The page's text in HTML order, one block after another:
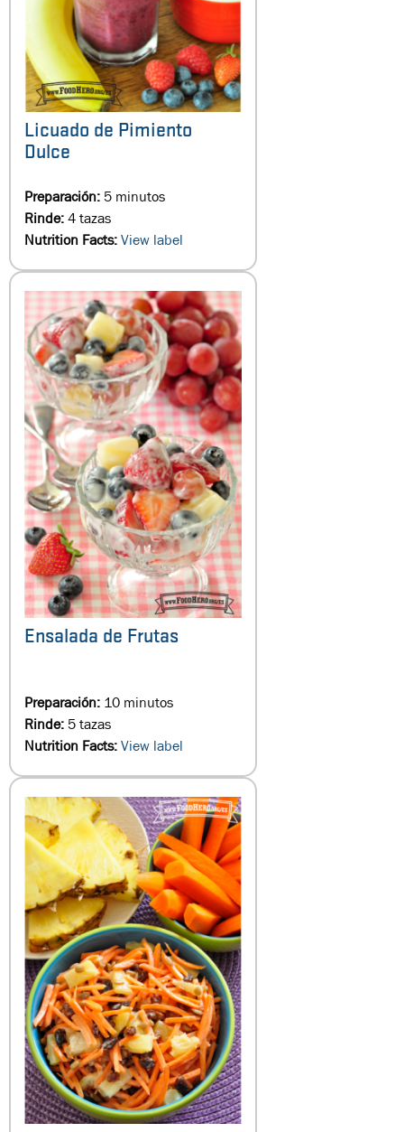
Licuado de Pimiento
Dulce
Preparación:5 minutos
Rinde:4 tazas
Nutrition Facts:View label
Ensalada de Frutas
Preparación: 10 minutos
Rinde:5 tazas
Nutrition Facts:View label